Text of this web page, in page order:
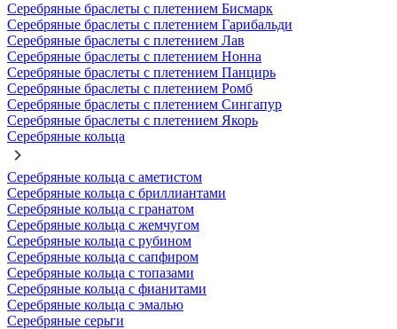
Серебряные браслеты с плетением Бисмарк
Серебряные браслеты с плетением Гарибальди
Серебряные браслеты с плетением Лав
Серебряные браслеты с плетением Нонна
Серебряные браслеты с плетением Панцирь
Серебряные браслеты с плетением Ромб
Серебряные браслеты с плетением Сингапур
Серебряные браслеты с плетением Якорь
Серебряные кольца
Серебряные кольца с аметистом
Серебряные кольца с бриллиантами
Серебряные кольца с гранатом
Серебряные кольца с жемчугом
Серебряные кольца с рубином
Серебряные кольца с сапфиром
Серебряные кольца с топазами
Серебряные кольца с фианитами
Серебряные кольца с эмалью
Серебряные серьги